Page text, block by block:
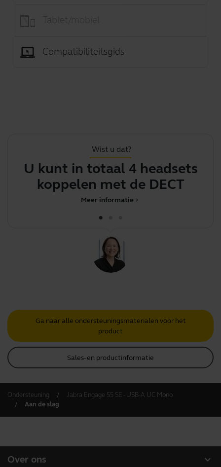
Compatibiliteitsgids
Wist u dat?
U kunt in totaal 4 headsets
koppelen met de DECT-adap
chevron_right
Meer informatie
Ga naar alle ondersteuningsmaterialen voor het
product
Sales- en productinformatie
Ondersteuning
Jabra Engage 55 SE - USB-A UC Mono
Aan de slag
expand_more
Over ons